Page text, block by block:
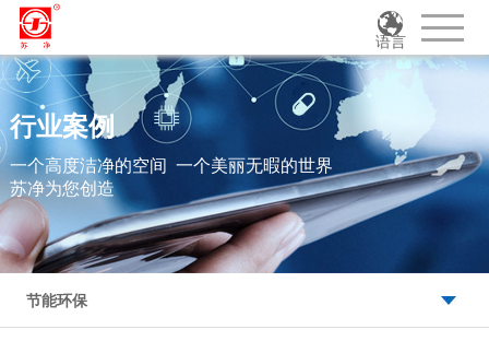
语言
行业案例
一个高度洁净的空间 一个美丽无暇的世界
苏净为您创造
节能环保